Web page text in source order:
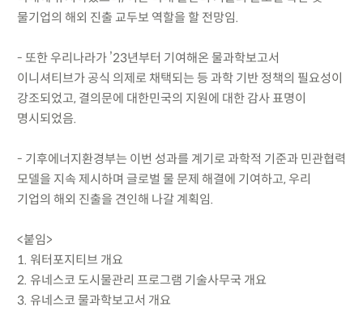
물기업의 해외 진출 교두보 역할을 할 전망임.
- 또한 우리나라가 ’23년부터 기여해온 물과학보고서
이니셔티브가 공식 의제로 채택되는 등 과학 기반 정책의 필요성이
강조되었고, 결의문에 대한민국의 지원에 대한 감사 표명이
명시되었음.
- 기후에너지환경부는 이번 성과를 계기로 과학적 기준과 민관협력
모델을 지속 제시하며 글로벌 물 문제 해결에 기여하고, 우리
기업의 해외 진출을 견인해 나갈 계획임.
<붙임>
1. 워터포지티브 개요
2. 유네스코 도시물관리 프로그램 기술사무국 개요
3. 유네스코 물과학보고서 개요